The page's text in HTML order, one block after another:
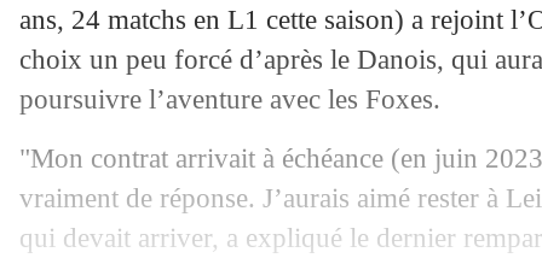
ans, 24 matchs en L1 cette saison) a rejoint
choix un peu forcé d’après le Danois, qui
poursuivre l’aventure avec les Foxes.
"Mon contrat arrivait à échéance (en juin
vraiment de réponse. J’aurais aimé rester à
qui devait arriver, a expliqué le dernier
12/03 EdF: Clauss envoie un message à
PHOTOS : le filet troué de
12/03 L1: Monaco-Reims, les compos
PSG : 300 passes décisives pour Messi